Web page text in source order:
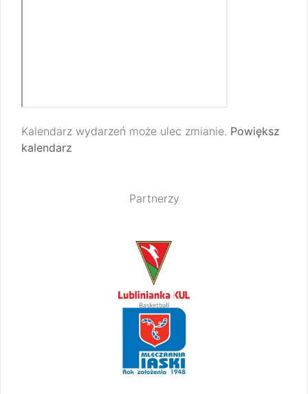
Kalendarz wydarzeń może ulec zmianie. Powiększ
kalendarz
Partnerzy